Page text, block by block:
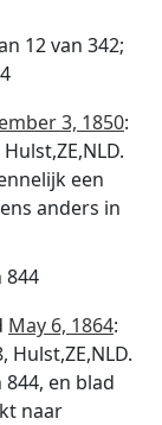
12 van 342;
3, 1850:
een
anders in
844
May 6, 1864:
844, en blad
naar